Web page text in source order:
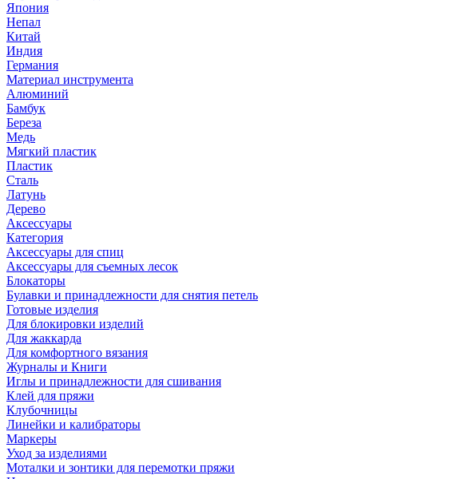
Япония
Непал
Китай
Индия
Германия
Материал инструмента
Алюминий
Бамбук
Береза
Медь
Мягкий пластик
Пластик
Сталь
Латунь
Дерево
Аксессуары
Категория
Аксессуары для спиц
Аксессуары для съемных лесок
Блокаторы
Булавки и принадлежности для снятия петель
Готовые изделия
Для блокировки изделий
Для жаккарда
Для комфортного вязания
Журналы и Книги
Иглы и принадлежности для сшивания
Клей для пряжи
Клубочницы
Линейки и калибраторы
Маркеры
Уход за изделиями
Моталки и зонтики для перемотки пряжи